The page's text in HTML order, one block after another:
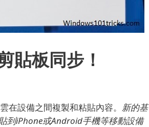
貼板同步！
在設備之間複製和粘貼內容。 新的基
到iPhone或Android手機等移動設備